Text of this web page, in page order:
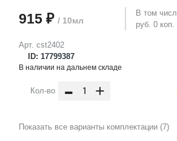
Арт. cst2402
ID: 17799387
915 ₽ / 10мл
В том
руб. 0 коп.
В наличии на дальнем складе
Кол-во - +
Показать все варианты комплектации (7)